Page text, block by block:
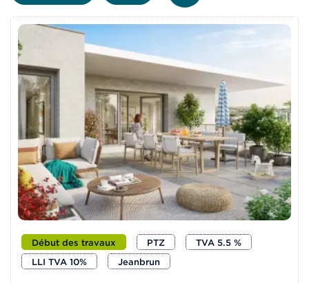
Début des travaux PTZ
TVA 5.5 %
LLI TVA 10%
Jeanbrun